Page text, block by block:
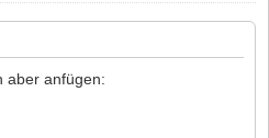
aber anfügen: